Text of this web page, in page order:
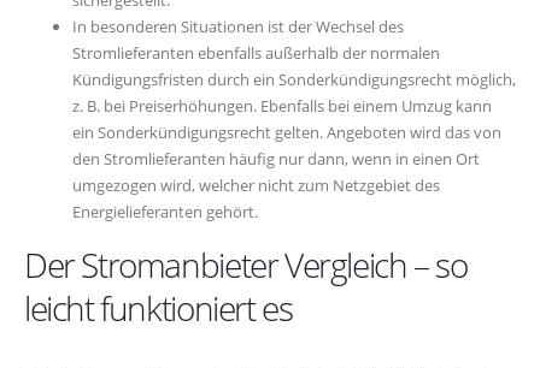
In besonderen Situationen ist der Wechsel des
Stromlieferanten ebenfalls außerhalb der normalen
Kündigungsfristen durch ein Sonderkündigungsrecht möglich,
z. B. bei Preiserhöhungen. Ebenfalls bei einem Umzug kann
ein Sonderkündigungsrecht gelten. Angeboten wird das von
den Stromlieferanten häufig nur dann, wenn in einen Ort
umgezogen wird, welcher nicht zum Netzgebiet des
Energielieferanten gehört.
Der Stromanbieter Vergleich – so
leicht funktioniert es